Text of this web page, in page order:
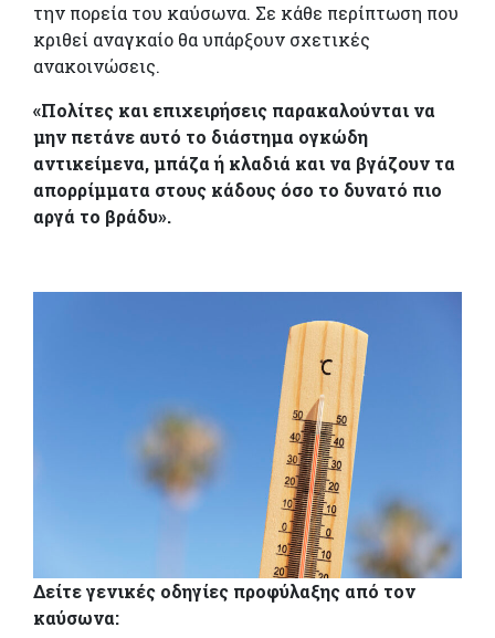
την πορεία του καύσωνα. Σε κάθε περίπτωση που
κριθεί αναγκαίο θα υπάρξουν σχετικές
ανακοινώσεις.
«Πολίτες και επιχειρήσεις παρακαλούνται να
μην πετάνε αυτό το διάστημα ογκώδη
αντικείμενα, μπάζα ή κλαδιά και να βγάζουν τα
απορρίμματα στους κάδους όσο το δυνατό πιο
αργά το βράδυ».
Δείτε γενικές οδηγίες προφύλαξης από τον
καύσωνα: